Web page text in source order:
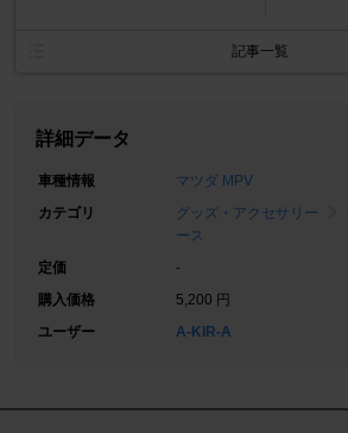
記事一覧
詳細データ
車種情報
マツダ MPV
カテゴリ
グッズ・アクセサリー
ース
定価
-
購入価格
5,200 円
ユーザー
A-KIR-A